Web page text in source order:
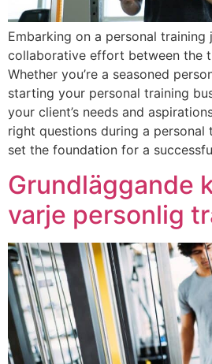
Embarking on a personal training
collaborative effort between the
Whether you’re a seasoned
starting your personal training
your client’s needs and
right questions during a personal
set the foundation for a
Grundläggande
varje personlig